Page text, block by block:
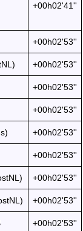
+00h02'41''
+00h02'53''
+00h02'53''
+00h02'53''
+00h02'53''
+00h02'53''
+00h02'53''
+00h02'53''
+00h02'53''
+00h02'53''